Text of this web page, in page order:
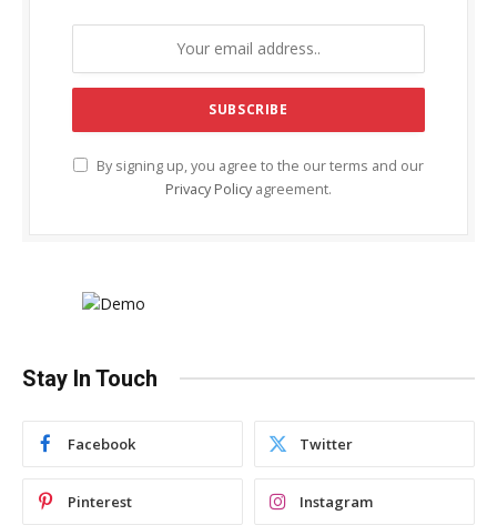
By signing up, you agree to the our terms and our
Privacy Policy agreement.
Stay In Touch
Facebook Twitter
Pinterest Instagram